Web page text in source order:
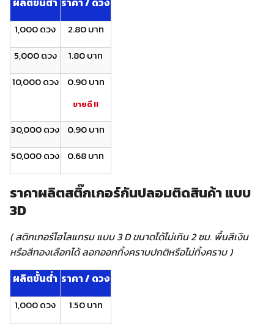
1,000 ดวง
2.80 บาท
5,000 ดวง
1.80 บาท
10,000 ดวง
0.90 บาท
ขายดี !!
30,000 ดวง
0.90 บาท
50,000 ดวง
0.68 บาท
ราคาผลิตสติ๊กเกอร์กันปลอมติดสินค้า แบบ
3D
( สติกเกอร์โฮโลแกรม แบบ 3 D ขนาดได้ไม่เกิน 2 ซม. พื้นสีเงิน
หรือสีทองเลือกได้ ลอกออกทิ้งคราบปกติหรือไม่ทิ้งคราบ )
ผลิตขั้นต่ำ ราคา / ดวง
1,000 ดวง 1.50 บาท